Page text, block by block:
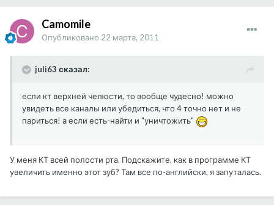
Camomile
Опубликовано 22 марта, 2011
juli63 сказал:
если кт верхней челюсти, то вообще чудесно! можно
увидеть все каналы или убедиться, что 4 точно нет и не
париться! а если есть-найти и "уничтожить"
У меня КТ всей полости рта. Подскажите, как в программе КТ
увеличить именно этот зуб? Там все по-английски, я запуталась.